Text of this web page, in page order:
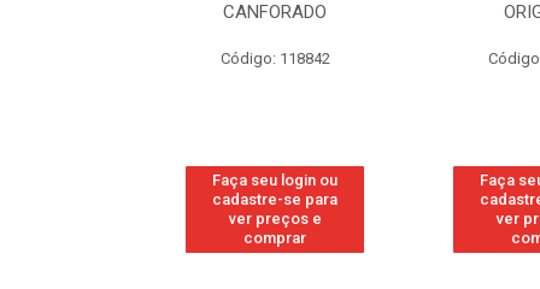
CANFORADO
Código: 118842
Faça seu login ou
cadastre-se para
ver preços e
comprar
ORIGINAL
Código:
Faça seu
cadastre-se
ver preços
comprar